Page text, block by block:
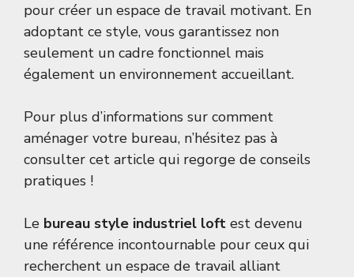
pour créer un espace de travail motivant. En
adoptant ce style, vous garantissez non
seulement un cadre fonctionnel mais
également un environnement accueillant.
Pour plus d’informations sur comment
aménager votre bureau, n’hésitez pas à
consulter cet article qui regorge de conseils
pratiques !
Le bureau style industriel loft est devenu
une référence incontournable pour ceux qui
recherchent un espace de travail alliant